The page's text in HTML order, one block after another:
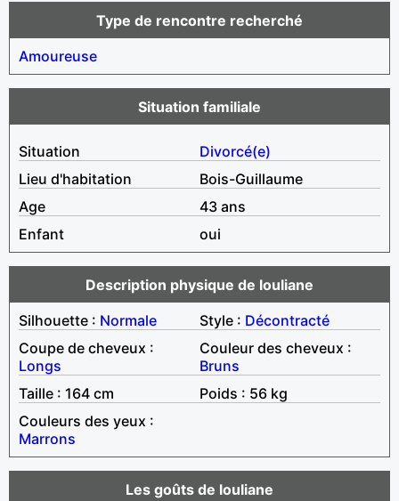
Type de rencontre recherché
Amoureuse
Situation familiale
Situation
Divorcé(e)
Lieu d'habitation
Bois-Guillaume
Age
43 ans
Enfant
oui
Description physique de louliane
Silhouette : Normale Style : Décontracté
Coupe de cheveux :
Longs
Couleur des cheveux :
Bruns
Taille : 164 cm
Poids : 56 kg
Couleurs des yeux :
Marrons
Les goûts de louliane